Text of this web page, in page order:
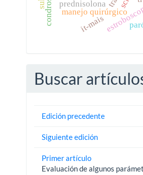
manejo quirúrgico
prednisolona
it-mais
Buscar
Edición precedente
Siguiente edición
Primer artículo
Evaluación de algunos